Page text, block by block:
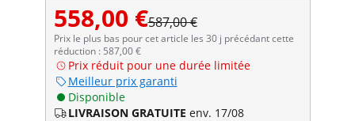
558,00 €587,00 €
Prix le plus bas pour cet article les 30 j précédant cette
réduction : 587,00 €
Prix réduit pour une durée limitée
Meilleur prix garanti
Disponible
LIVRAISON GRATUITE env. 17/08